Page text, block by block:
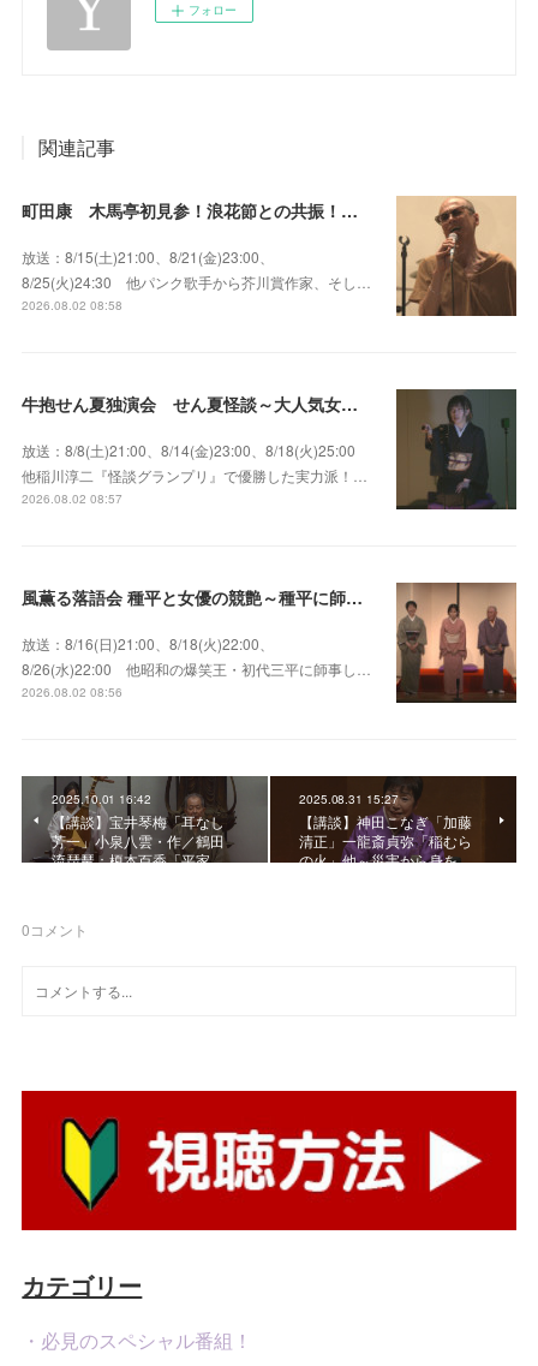
フォロー
関連記事
町田康 木馬亭初見参！浪花節との共振！～マチダ地蔵尊 他
放送：8/15(土)21:00、8/21(金)23:00、
8/25(火)24:30 他パンク歌手から芥川賞作家、そし…
2026.08.02 08:58
牛抱せん夏独演会 せん夏怪談～大人気女性怪談師とっておきの背筋も凍る…
放送：8/8(土)21:00、8/14(金)23:00、8/18(火)25:00
他稲川淳二『怪談グランプリ』で優勝した実力派！…
2026.08.02 08:57
風薫る落語会 種平と女優の競艶～種平に師事した女優たちが百花繚乱に咲き誇る大人気落語会
放送：8/16(日)21:00、8/18(火)22:00、
8/26(水)22:00 他昭和の爆笑王・初代三平に師事し…
2026.08.02 08:56
2025.10.01 16:42
【講談】宝井琴梅「耳なし
芳一」小泉八雲・作／鶴田
流琵琶：榎本百香「平家…
2025.08.31 15:27
【講談】神田こなぎ「加藤
清正」一龍斎貞弥「稲むら
の火」他～災害から身を…
0コメント
カテゴリー
・必見のスペシャル番組！